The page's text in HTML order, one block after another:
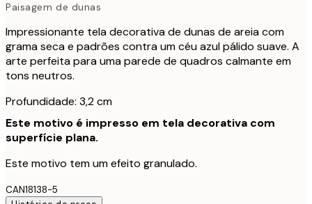
Paisagem de dunas
Impressionante tela decorativa de dunas de areia com
grama seca e padrões contra um céu azul pálido suave. A
arte perfeita para uma parede de quadros calmante em
tons neutros.
Profundidade: 3,2 cm
Este motivo é impresso em tela decorativa com
superfície plana.
Este motivo tem um efeito granulado.
CAN18138-5